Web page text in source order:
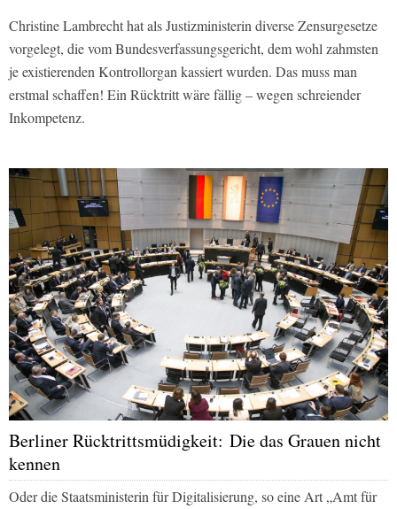
Christine Lambrecht hat als Justizministerin diverse Zensurgesetze
vorgelegt, die vom Bundesverfassungsgericht, dem wohl zahmsten
je existierenden Kontrollorgan kassiert wurden. Das muss man
erstmal schaffen! Ein Rücktritt wäre fällig – wegen schreiender
Inkompetenz.
Berliner Rücktrittsmüdigkeit: Die das Grauen nicht
kennen
Oder die Staatsministerin für Digitalisierung, so eine Art „Amt für